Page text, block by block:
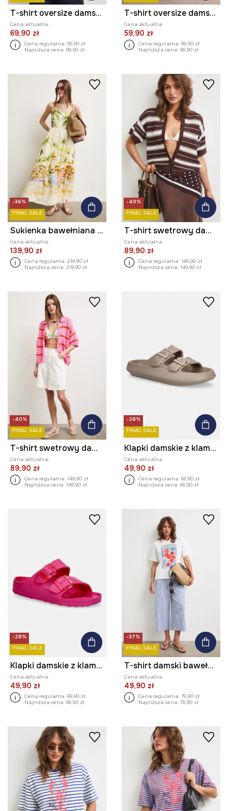
T-shirt oversize damski bawełniany z kolekcji Kit Mizeres x Medicine
Cena aktualna:
69,90 zł
Cena regularna: 99,90 zł
Najniższa cena: 99,90 zł
T-shirt oversize damski bawełniany z elastanem z kolekcji Kit Mizeres x Medicine
Cena aktualna:
59,90 zł
Cena regularna: 99,90 zł
Najniższa cena: 99,90 zł
-36%
FINAL SALE
Sukienka bawełniana z motywem roślinnym
Cena aktualna:
139,90 zł
Cena regularna: 219,90 zł
Najniższa cena: 219,90 zł
-40%
FINAL SALE
T-shirt swetrowy damski ażurowy w paski
Cena aktualna:
89,90 zł
Cena regularna: 149,90 zł
Najniższa cena: 149,90 zł
-40%
FINAL SALE
T-shirt swetrowy damski ażurowy w paski
Cena aktualna:
89,90 zł
Cena regularna: 149,90 zł
Najniższa cena: 149,90 zł
-28%
FINAL SALE
Klapki damskie z klamrami
Cena aktualna:
49,90 zł
Cena regularna: 69,90 zł
Najniższa cena: 69,90 zł
-28%
FINAL SALE
Klapki damskie z klamrami
Cena aktualna:
49,90 zł
Cena regularna: 69,90 zł
Najniższa cena: 69,90 zł
-37%
FINAL SALE
T-shirt damski bawełniany z nadrukiem
Cena aktualna:
49,90 zł
Cena regularna: 79,90 zł
Najniższa cena: 79,90 zł